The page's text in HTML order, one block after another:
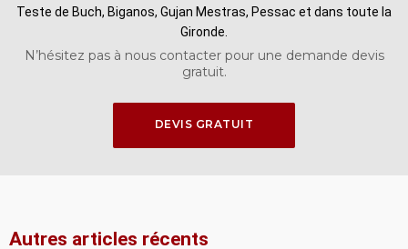
Teste de Buch, Biganos, Gujan Mestras, Pessac et dans toute la
Gironde.
N’hésitez pas à nous contacter pour une demande devis
gratuit.
DEVIS GRATUIT
Autres articles récents